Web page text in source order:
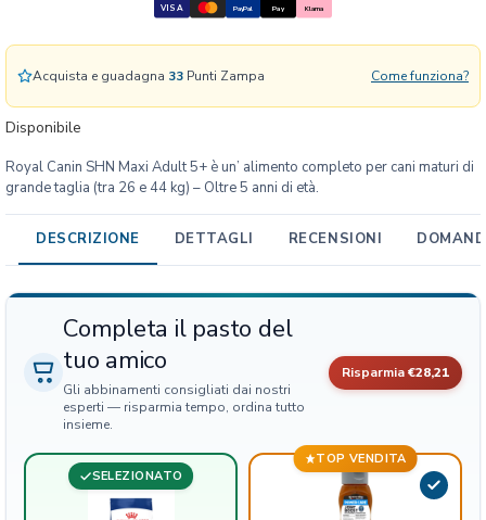
Disponibile
Royal Canin SHN Maxi Adult 5+ è un’ alimento completo per cani maturi di
grande taglia (tra 26 e 44 kg) – Oltre 5 anni di età.
a
x
i
d
l
+
q
u
a
n
t
Acquista e guadagna 33 Punti Zampa Come funziona?
VISA PayPal Pay Klarna
DESCRIZIONE DETTAGLI RECENSIONI
Completa il pasto del
tuo amico
Gli abbinamenti consigliati dai nostri
esperti — risparmia tempo, ordina tutto
insieme.
Risparmia€28,21
SELEZIONATO
TOP VENDITA